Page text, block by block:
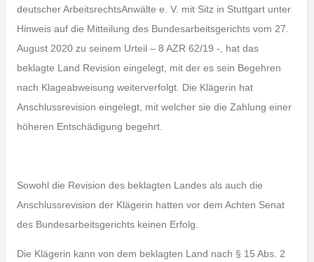
deutscher ArbeitsrechtsAnwälte e. V. mit Sitz in Stuttgart unter
Hinweis auf die Mitteilung des Bundesarbeitsgerichts vom 27.
August 2020 zu seinem Urteil – 8 AZR 62/19 -, hat das
beklagte Land Revision eingelegt, mit der es sein Begehren
nach Klageabweisung weiterverfolgt. Die Klägerin hat
Anschlussrevision eingelegt, mit welcher sie die Zahlung einer
höheren Entschädigung begehrt.
Sowohl die Revision des beklagten Landes als auch die
Anschlussrevision der Klägerin hatten vor dem Achten Senat
des Bundesarbeitsgerichts keinen Erfolg.
Die Klägerin kann von dem beklagten Land nach § 15 Abs. 2